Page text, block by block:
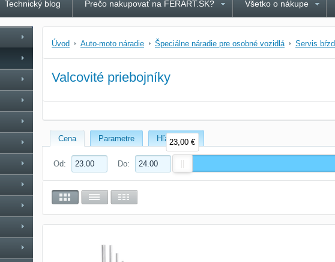
Technický blog Prečo nakupovať na FERART.SK? Všetko o nákupe
Úvod Auto-moto náradie Špeciálne náradie pre osobné vozidlá Servis bŕzd
Valcovité priebojníky
Cena Parametre Hľadať text
Od: Do:
23,00 €